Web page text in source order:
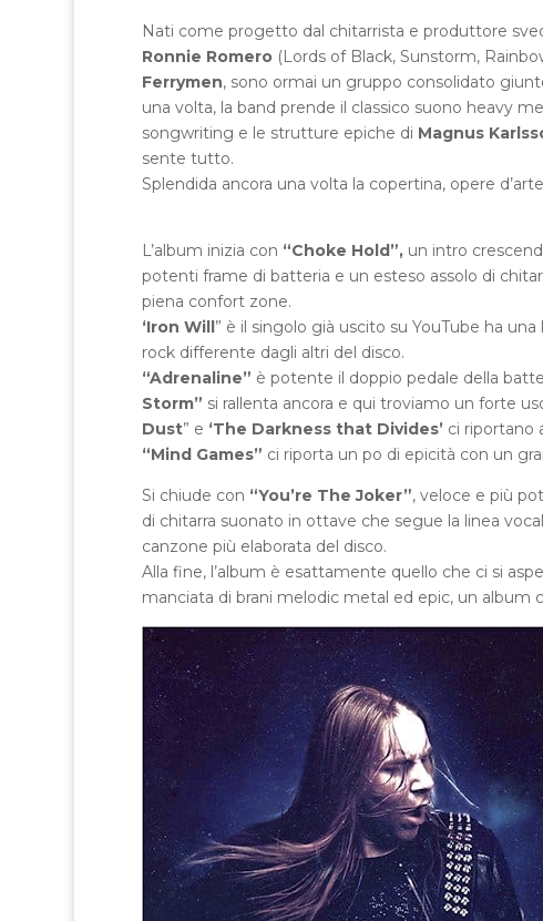
Nati come progetto dal chitarrista e produttore
Ronnie Romero (Lords of Black, Sunstorm,
Ferrymen, sono ormai un gruppo consolidato
una volta, la band prende il classico suono heavy
songwriting e le strutture epiche di Magnus
sente tutto.
Splendida ancora una volta la copertina, opere
L’album inizia con “Choke Hold”,un intro
potenti frame di batteria e un esteso assolo di
piena confort zone.
‘Iron Will” è il singolo già uscito su YouTube ha
rock differente dagli altri del disco.
“Adrenaline” è potente il doppio pedale della
Storm” si rallenta ancora e qui troviamo un forte
Dust” e ‘The Darkness that Divides’ci riportano
“Mind Games” ci riporta un po di epicità con un
Si chiude con “You’re The Joker”, veloce e più
di chitarra suonato in ottave che segue la linea
canzone più elaborata del disco.
Alla fine, l’album è esattamente quello che ci si
manciata di brani melodic metal ed epic, un album